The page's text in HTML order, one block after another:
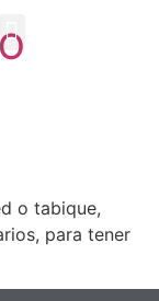
o tabique,
para tener